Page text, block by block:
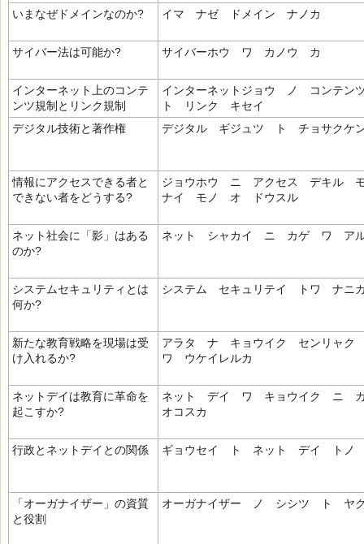
いまなぜドメインなのか? イマ ナゼ ドメイン ナノカ
サイバー法は可能か? サイバーホウ ワ カノウ カ
インターネット上のコンテ
ンツ規制とリンク規制
インターネットジョウ ノ コンテ
ト リンク キセイ
デジタル技術と著作権
デジタル ギジュツ ト チョサクケ
情報にアクセスできる者と
できない者をどうする?
ジョウホウ ニ アクセス デキル
ナイ モノ オ ドウスル
ネット社会に「影」はある
のか?
ネット シャカイ ニ カゲ ワ ア
システムセキュリティとは
何か?
システム セキュリテイ トワ ナニ
新たな教育戦略を現場は受
け入れるか?
アラタ ナ キョウイク センリャ
ワ ウケイレルカ
ネットデイは教育に革命を
起こすか?
ネット デイ ワ キョウイク ニ
オコスカ
行政とネットデイとの関係 ギョウセイ ト ネット デイ トノ
「オーガナイザー」の資質
と役割
オーガナイザー ノ シシツ ト ヤ